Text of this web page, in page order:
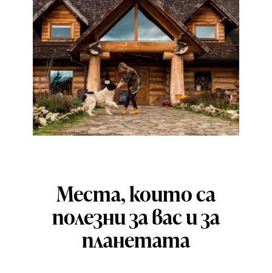
Места, които са
полезни за вас и за
планетата